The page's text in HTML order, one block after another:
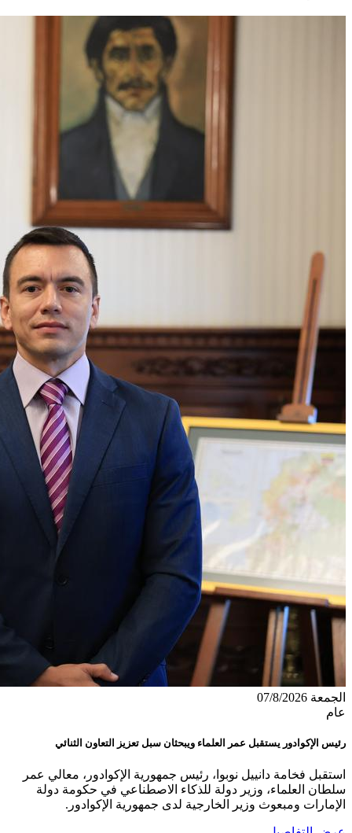
الجمعة 07/8/2026
عام
رئيس الإكوادور يستقبل عمر العلماء ويبحثان سبل تعزيز التعاون الثنائي
استقبل فخامة دانييل نوبوا، رئيس جمهورية الإكوادور، معالي عمر
سلطان العلماء، وزير دولة للذكاء الاصطناعي في حكومة دولة
الإمارات ومبعوث وزير الخارجية لدى جمهورية الإكوادور.